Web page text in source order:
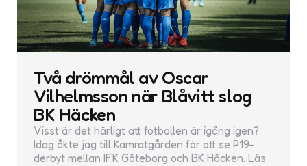
Två drömmål av Oscar
Vilhelmsson när Blåvitt slog
BK Häcken
Visst är det härligt att fotbollen är igång igen?
Idag åkte jag till Kamratgården för att se P19-
derbyt mellan IFK Göteborg och BK Häcken. Läs